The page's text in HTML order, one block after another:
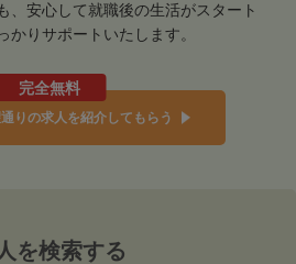
、安心して就職後の生活がスタート
かりサポートいたします。
完全無料
りの求人を紹介してもらう
を検索する